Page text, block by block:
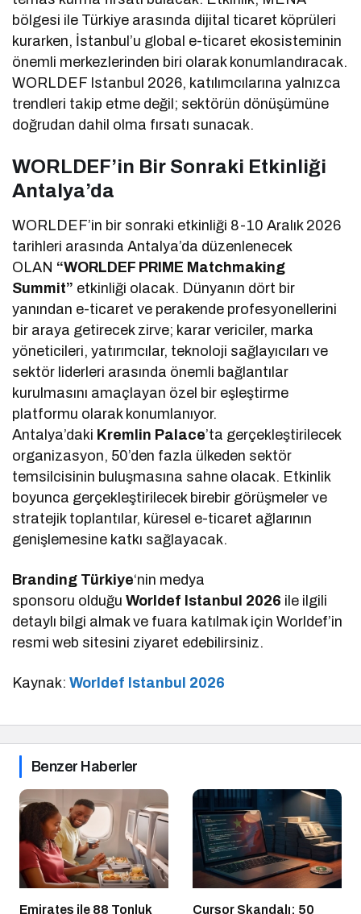
bölgesi ile Türkiye arasında dijital ticaret köprüleri
kurarken, İstanbul’u global e-ticaret ekosisteminin
önemli merkezlerinden biri olarak konumlandıracak.
WORLDEF Istanbul 2026, katılımcılarına yalnızca
trendleri takip etme değil; sektörün dönüşümüne
doğrudan dahil olma fırsatı sunacak.
WORLDEF’in Bir Sonraki Etkinliği
Antalya’da
WORLDEF’in bir sonraki etkinliği 8-10 Aralık 2026
tarihleri arasında Antalya’da düzenlenecek
OLAN “WORLDEF PRIME Matchmaking
Summit” etkinliği olacak. Dünyanın dört bir
yanından e-ticaret ve perakende profesyonellerini
bir araya getirecek zirve; karar vericiler, marka
yöneticileri, yatırımcılar, teknoloji sağlayıcıları ve
sektör liderleri arasında önemli bağlantılar
kurulmasını amaçlayan özel bir eşleştirme
platformu olarak konumlanıyor.
Antalya’daki Kremlin Palace’ta gerçekleştirilecek
organizasyon, 50’den fazla ülkeden sektör
temsilcisinin buluşmasına sahne olacak. Etkinlik
boyunca gerçekleştirilecek birebir görüşmeler ve
stratejik toplantılar, küresel e-ticaret ağlarının
genişlemesine katkı sağlayacak.
Branding Türkiye‘nin medya
sponsoru olduğu Worldef Istanbul 2026 ile ilgili
detaylı bilgi almak ve fuara katılmak için Worldef’in
resmi web sitesini ziyaret edebilirsiniz.
Kaynak:Worldef Istanbul 2026
Benzer Haberler
Emirates ile 88 Tonluk
Cursor Skandalı: 50